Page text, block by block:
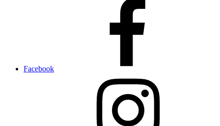
Facebook